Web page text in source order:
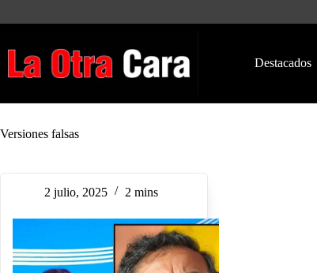
Destacados
Versiones falsas
2 julio, 2025 2 mins